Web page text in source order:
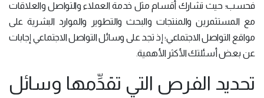
فحسب؛ حيث تشارك أقسام مثل خدمة العملاء والتواصل والعلاقات
مع المستثمرين والمنتجات والبحث والتطوير والموارد البشرية على
مواقع التواصل الاجتماعي؛ إذ تجد على وسائل التواصل الاجتماعي إجابات
عن بعض أسئلتك الأكثر الأهمية.
تحديد الفرص التي تقدِّمها وسائل